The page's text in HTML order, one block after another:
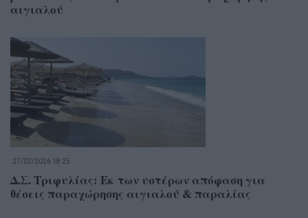
αιγιαλού
27/02/2026 18:25
Δ.Σ. Τριφυλίας: Εκ των υστέρων απόφαση για
θέσεις παραχώρησης αιγιαλού & παραλίας